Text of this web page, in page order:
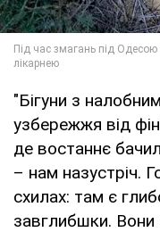
"Бігуни з
узбережжя від
де востаннє
– нам назустріч.
схилах: там є
завглибшки. Вони